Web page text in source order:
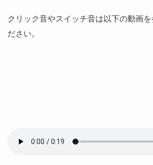
クリック音やスイッチ音は以下の動画
ださい。